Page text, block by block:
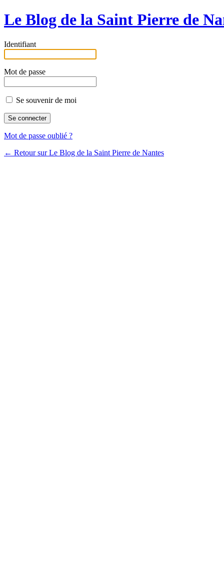
Le Blog de la Saint Pierre de
Identifiant
Mot de passe
Se souvenir de moi
Mot de passe oublié ?
← Retour sur Le Blog de la Saint Pierre de Nantes